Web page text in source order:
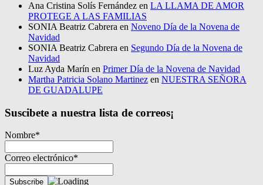
Ana Cristina Solís Fernández en LA LLAMA DE AMOR
PROTEGE A LAS FAMILIAS
SONIA Beatriz Cabrera en Noveno Día de la Novena de
Navidad
SONIA Beatriz Cabrera en Segundo Día de la Novena de
Navidad
Luz Ayda Marín en Primer Día de la Novena de Navidad
Martha Patricia Solano Martinez en NUESTRA SEÑORA
DE GUADALUPE
Suscibete a nuestra lista de correos¡
Nombre*
Correo electrónico*